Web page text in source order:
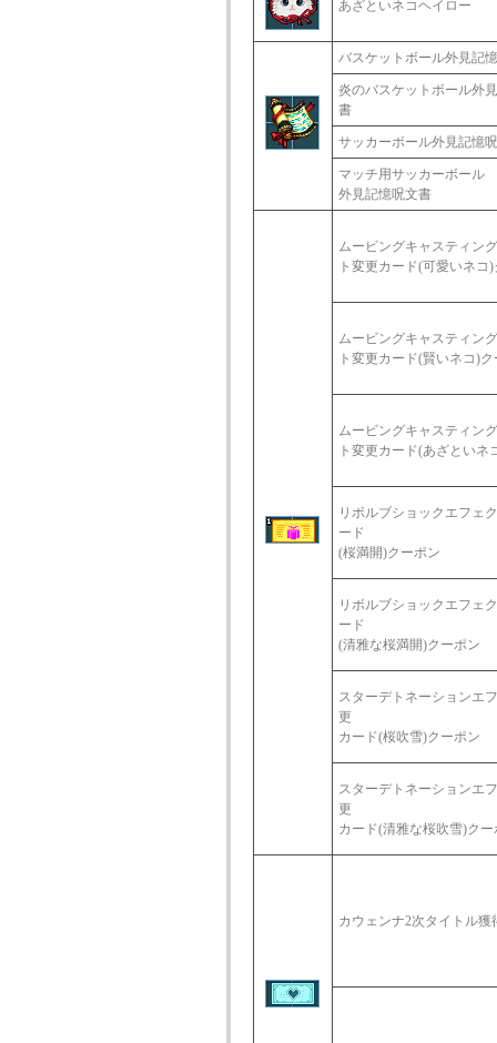
あざといネコヘイロー
バスケットボール外見記
炎のバスケットボール外
書
サッカーボール外見記憶
マッチ用サッカーボール
外見記憶呪文書
ムービングキャスティン
ト変更カード(可愛いネコ
ムービングキャスティン
ト変更カード(賢いネコ)
ムービングキャスティン
ト変更カード(あざといネ
リボルブショックエフェ
ード
(桜満開)クーポン
リボルブショックエフェ
ード
(清雅な桜満開)クーポン
スターデトネーションエ
更
カード(桜吹雪)クーポン
スターデトネーションエ
更
カード(清雅な桜吹雪)クー
カウェンナ2次タイトル獲